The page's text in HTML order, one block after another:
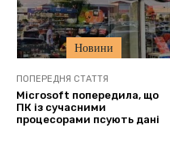
Новини
ПОПЕРЕДНЯ СТАТТЯ
Microsoft попередила, що
ПК із сучасними
процесорами псують дані